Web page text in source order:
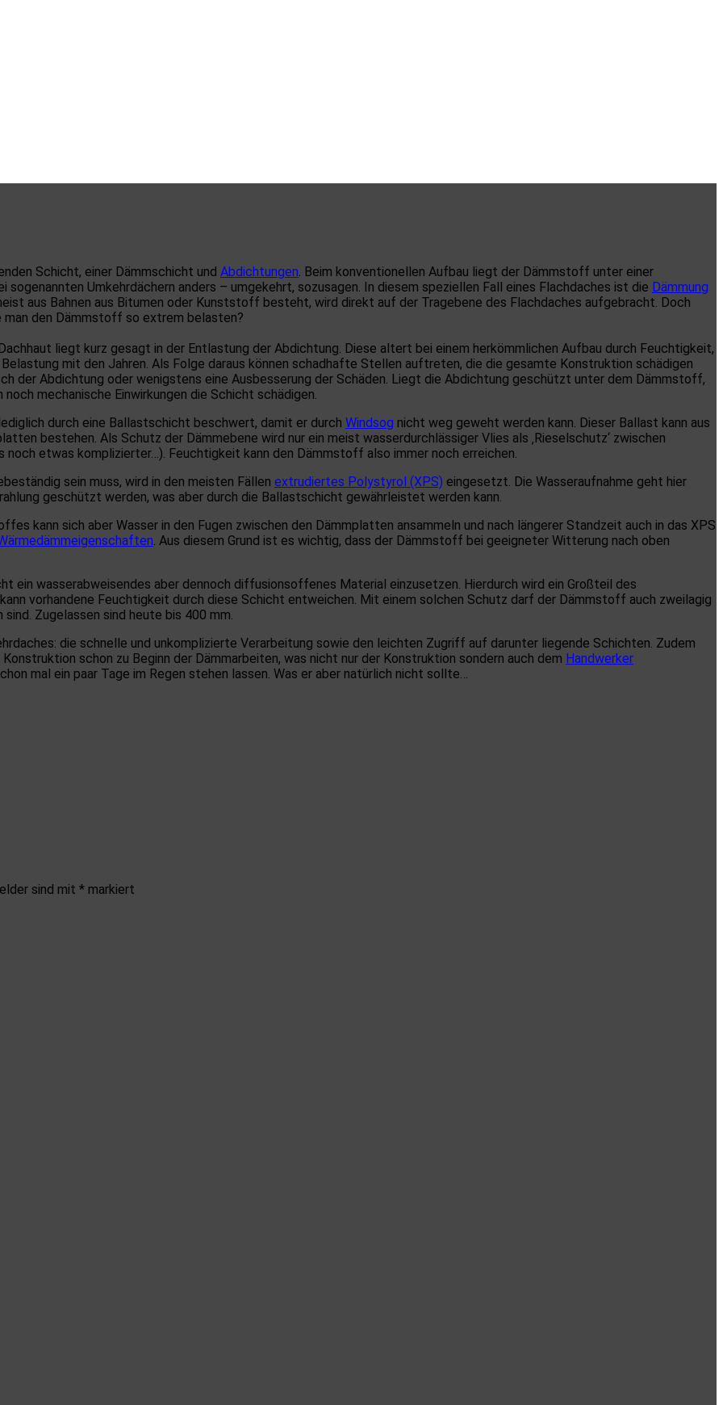
Schicht, einer Dämmschicht und Abdichtungen. Beim konventionellen Aufbau liegt der Dämmstoff unter einer
Umkehrdächern anders – umgekehrt, sozusagen. In diesem speziellen Fall eines Flachdaches ist die Dämmung
aus Bahnen aus Bitumen oder Kunststoff besteht, wird direkt auf der Tragebene des Flachdaches aufgebracht. Doch
den Dämmstoff so extrem belasten?
liegt kurz gesagt in der Entlastung der Abdichtung. Diese altert bei einem herkömmlichen Aufbau durch Feuchtigkeit,
mit den Jahren. Als Folge daraus können schadhafte Stellen auftreten, die die gesamte Konstruktion schädigen
der Abdichtung oder wenigstens eine Ausbesserung der Schäden. Liegt die Abdichtung geschützt unter dem Dämmstoff,
mechanische Einwirkungen die Schicht schädigen.
durch eine Ballastschicht beschwert, damit er durch Windsog nicht weg geweht werden kann. Dieser Ballast kann aus
bestehen. Als Schutz der Dämmebene wird nur ein meist wasserdurchlässiger Vlies als ‚Rieselschutz‘ zwischen
noch etwas komplizierter…). Feuchtigkeit kann den Dämmstoff also immer noch erreichen.
sein muss, wird in den meisten Fällen extrudiertes Polystyrol (XPS) eingesetzt. Die Wasseraufnahme geht hier
geschützt werden, was aber durch die Ballastschicht gewährleistet werden kann.
kann sich aber Wasser in den Fugen zwischen den Dämmplatten ansammeln und nach längerer Standzeit auch in das XPS
. Aus diesem Grund ist es wichtig, dass der Dämmstoff bei geeigneter Witterung nach oben
ein wasserabweisendes aber dennoch diffusionsoffenes Material einzusetzen. Hierdurch wird ein Großteil des
vorhandene Feuchtigkeit durch diese Schicht entweichen. Mit einem solchen Schutz darf der Dämmstoff auch zweilagig
Zugelassen sind heute bis 400 mm.
die schnelle und unkomplizierte Verarbeitung sowie den leichten Zugriff auf darunter liegende Schichten. Zudem
schon zu Beginn der Dämmarbeiten, was nicht nur der Konstruktion sondern auch dem Handwerker
mal ein paar Tage im Regen stehen lassen. Was er aber natürlich nicht sollte…
sind mit * markiert